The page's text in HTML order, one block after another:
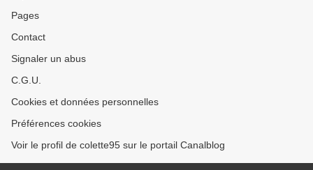
Pages
Contact
Signaler un abus
C.G.U.
Cookies et données personnelles
Préférences cookies
Voir le profil de colette95 sur le portail Canalblog